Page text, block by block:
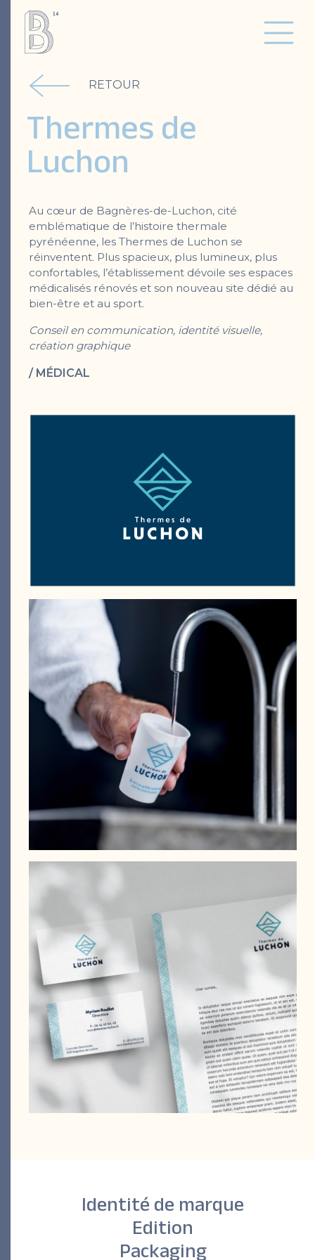
RETOUR
Thermes de
Luchon
Au cœur de Bagnères-de-Luchon, cité
emblématique de l’histoire thermale
pyrénéenne, les Thermes de Luchon se
réinventent. Plus spacieux, plus lumineux, plus
confortables, l’établissement dévoile ses espaces
médicalisés rénovés et son nouveau site dédié au
bien-être et au sport.
Conseil en communication, identité visuelle,
création graphique
/ MÉDICAL
Identité de marque
Edition
Packaging